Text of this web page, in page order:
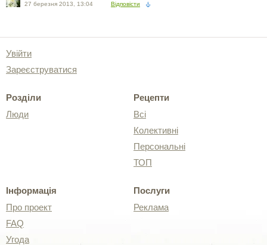
27 березня 2013, 13:04 Відповісти
Увійти
Зареєструватися
Розділи
Люди
Рецепти
Всі
Колективні
Персональні
ТОП
Інформація
Про проект
FAQ
Угода
Послуги
Реклама